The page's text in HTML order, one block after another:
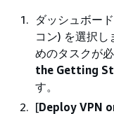
ダッシュボー
コン) を選択
めのタスクが
the Getting
す。
[Deploy VPN